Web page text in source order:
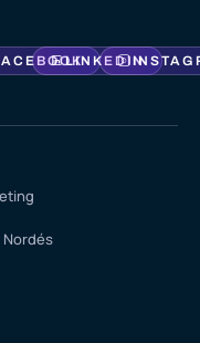
LINKEDIN